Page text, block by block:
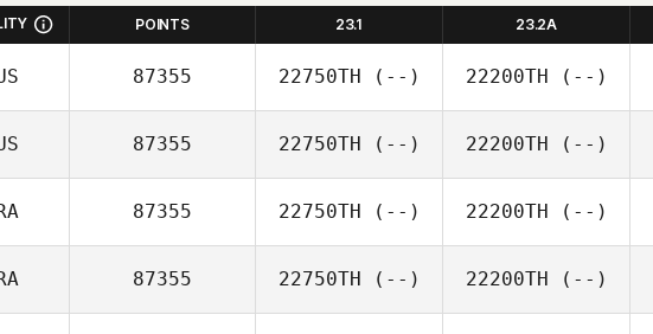
POINTS 23.1 23.2A
87355 22750TH (--) 22200TH (--)
87355 22750TH (--) 22200TH (--)
87355 22750TH (--) 22200TH (--)
87355 22750TH (--) 22200TH (--)